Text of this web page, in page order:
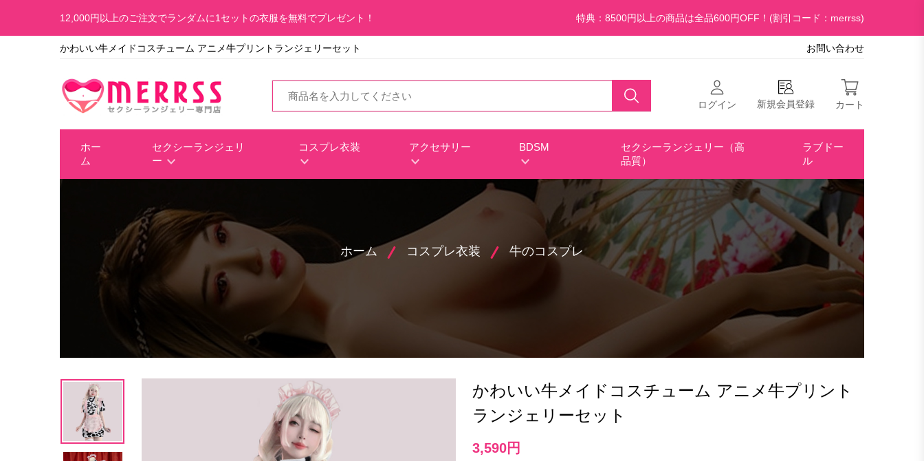
12,000円以上のご注文でランダムに1セットの衣服を無料でプレゼント！ 特典：8500円以上の商品は全品600円OFF！(割引コード：merrss)
かわいい牛メイドコスチューム アニメ牛プリントランジェリーセット お問い合わせ
ログイン 新規会員登録 カート
ホー
ム
セクシーランジェリ
ー
コスプレ衣装 アクセサリー BDSM
セクシーランジェリー（高
品質）
ラブドー
ル
ホーム コスプレ衣装 牛のコスプレ
かわいい牛メイドコスチューム アニメ牛プリント
ランジェリーセット
3,590円